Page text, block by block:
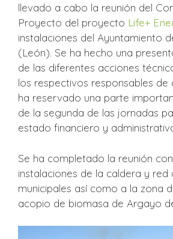
llevado a cabo la reunión del
Proyecto del proyecto Life+
instalaciones del Ayuntamiento
(León). Se ha hecho una
de las diferentes acciones
los respectivos responsables de
ha reservado una parte
de la segunda de las jornadas
estado financiero y
Se ha completado la reunión
instalaciones de la caldera y red
municipales así como a la zona
acopio de biomasa de Argayo